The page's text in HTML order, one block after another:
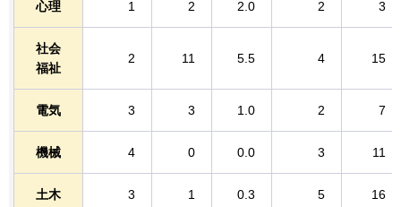
心理 1 2 2.0 2 3
社会
福祉
2 11 5.5 4 15
電気 3 3 1.0 2 7
機械 4 0 0.0 3 11
土木 3 1 0.3 5 16